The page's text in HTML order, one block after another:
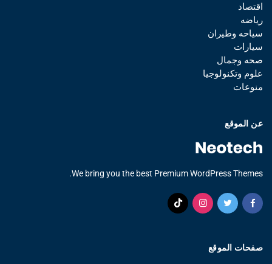
اقتصاد
رياضه
سياحه وطيران
سيارات
صحه وجمال
علوم وتكنولوجيا
منوعات
عن الموقع
We bring you the best Premium WordPress Themes.
صفحات الموقع